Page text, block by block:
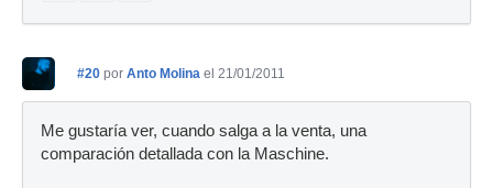
#20 por Anto Molina el 21/01/2011
Me gustaría ver, cuando salga a la venta, una
comparación detallada con la Maschine.